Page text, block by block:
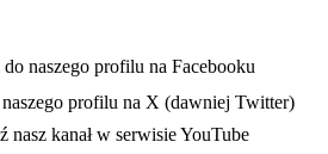
się w nowej karcie
do naszego profilu na Facebooku
karcie profilu na X (dawniej Twitter)
się w nowej karcie
nasz kanał w serwisie YouTube